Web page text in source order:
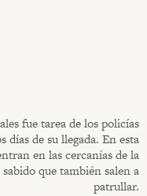
fue tarea de los policías
días de su llegada. En esta
en las cercanías de la
que también salen a
patrullar.